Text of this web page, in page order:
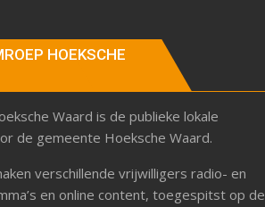
HOEKSCHE
Waard is de publieke lokale
de gemeente Hoeksche Waard.
verschillende vrijwilligers radio- en
en online content, toegespitst op de